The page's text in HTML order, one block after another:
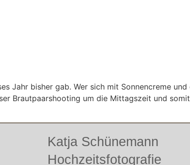
Jahr bisher gab. Wer sich mit Sonnencreme und
Brautpaarshooting um die Mittagszeit und
Katja Schünemann
Hochzeitsfotografie